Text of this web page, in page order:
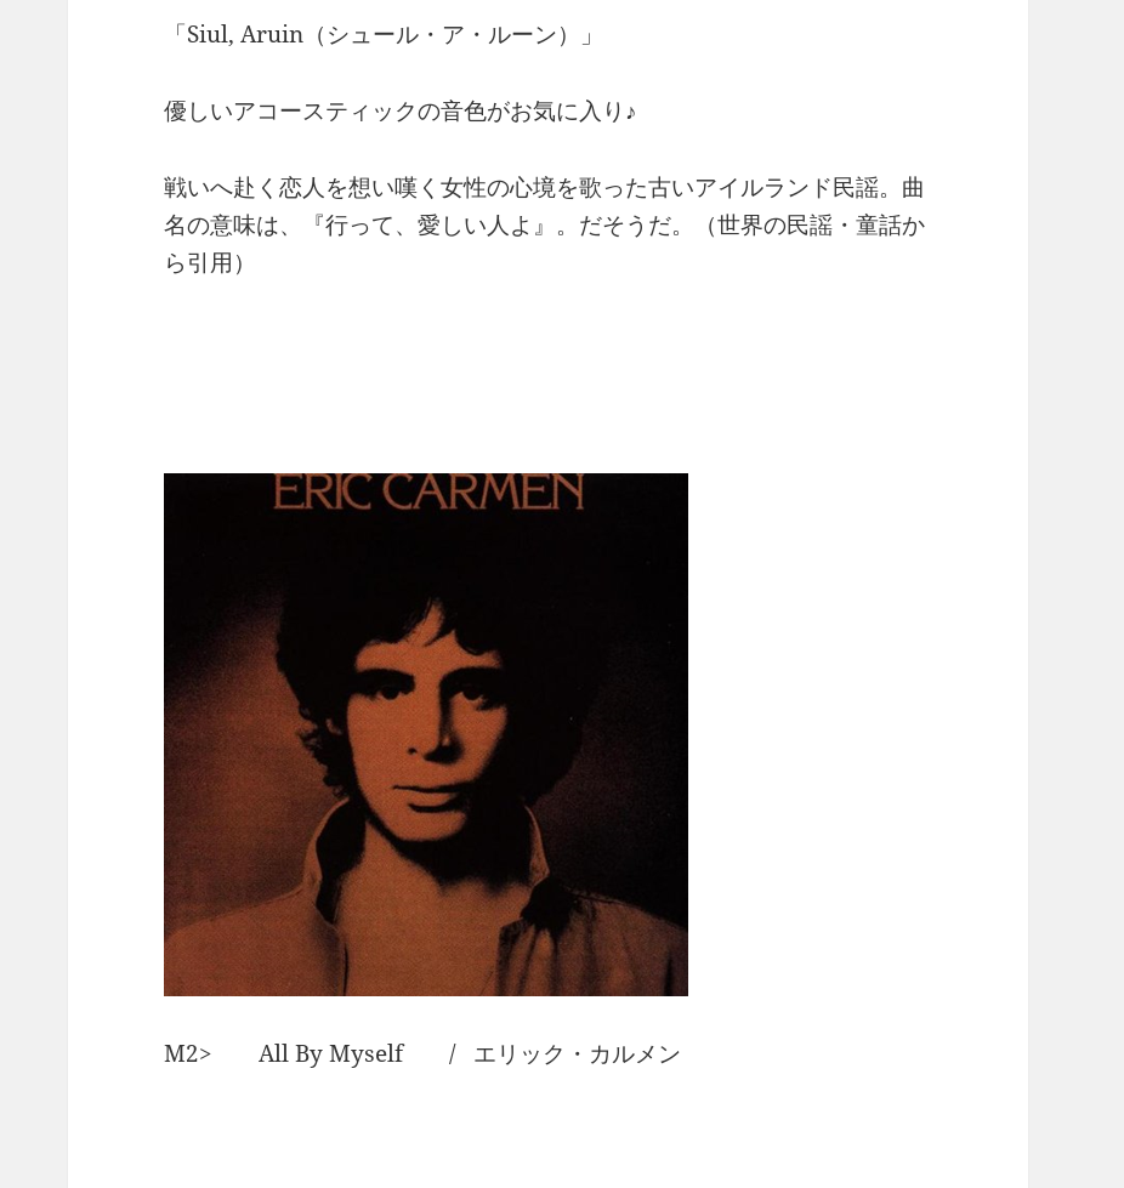
「Siul, Aruin（シュール・ア・ルーン）」
優しいアコースティックの音色がお気に入り♪
戦いへ赴く恋人を想い嘆く女性の心境を歌った古いアイルランド民謡。曲
名の意味は、『行って、愛しい人よ』。だそうだ。（世界の民謡・童話か
ら引用）
M2> All By Myself / エリック・カルメン